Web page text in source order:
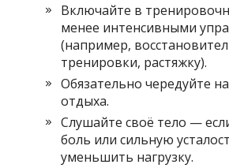
Включайте в
менее интенсивными
(например,
тренировки, растяжку).
Обязательно чередуйте
отдыха.
Слушайте своё тело —
боль или сильную
уменьшить нагрузку.